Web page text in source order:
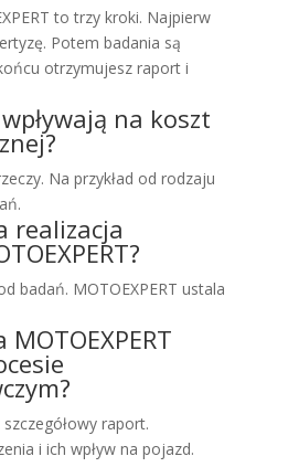
to trzy kroki. Najpierw
Potem badania są
otrzymujesz raport i
na koszt
Na przykład od rodzaju
realizacja
badań. MOTOEXPERT ustala
raport.
i ich wpływ na pojazd.